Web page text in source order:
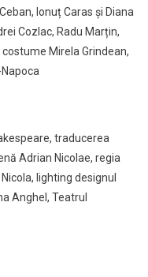
Ionuț Caras și Diana
Cozlac, Radu Marțin,
Mirela Grindean,
traducerea
Adrian Nicolae, regia
lighting designul
Anghel, Teatrul